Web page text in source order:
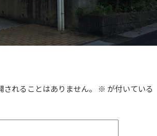
れることはありません。
※ が付いている